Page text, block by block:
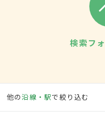
検索フ
他の沿線・駅で絞り込む